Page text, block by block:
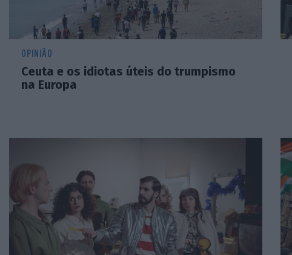
OPINIÃO
Ceuta e os idiotas úteis do trumpismo
na Europa